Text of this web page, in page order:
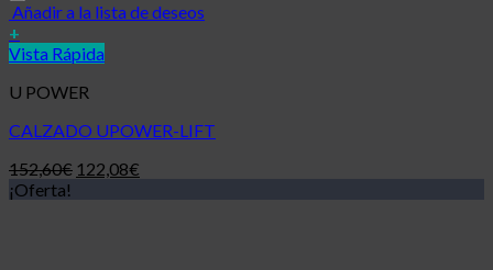
Añadir a la lista de deseos
+
Vista Rápida
U POWER
CALZADO UPOWER-LIFT
152,60€ 122,08€
¡Oferta!